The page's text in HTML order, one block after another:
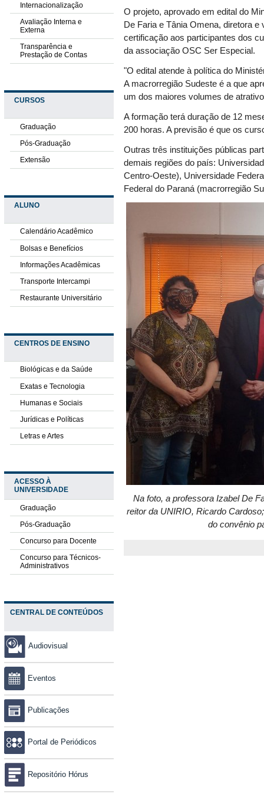
Internacionalização
Avaliação Interna e
Externa
Transparência e
Prestação de Contas
CURSOS
Graduação
Pós-Graduação
Extensão
ALUNO
Calendário Acadêmico
Bolsas e Benefícios
Informações Acadêmicas
Transporte Intercampi
Restaurante Universitário
CENTROS DE ENSINO
Biológicas e da Saúde
Exatas e Tecnologia
Humanas e Sociais
Jurídicas e Políticas
Letras e Artes
ACESSO À
UNIVERSIDADE
Graduação
Pós-Graduação
Concurso para Docente
Concurso para Técnicos-
Administrativos
CENTRAL DE CONTEÚDOS
Audiovisual
Eventos
Publicações
Portal de Periódicos
Repositório Hórus
O projeto, aprovado em edital do
De Faria e Tânia Omena, diretora
certificação aos participantes dos
da associação OSC Ser Especial.
"O edital atende à política do
A macrorregião Sudeste é a que
um dos maiores volumes de
A formação terá duração de 12
200 horas. A previsão é que os
Outras três instituições públicas
demais regiões do país:
Centro-Oeste), Universidade
Federal do Paraná (macrorregião
Na foto, a professora Izabel De
reitor da UNIRIO, Ricardo
do convênio